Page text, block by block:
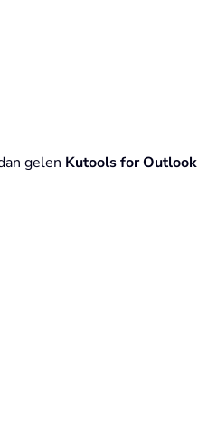
gelen Kutools for Outlook